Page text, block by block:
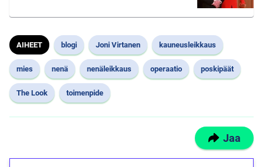
AIHEET blogi Joni Virtanen kauneusleikkaus
mies nenä nenäleikkaus operaatio poskipäät
The Look toimenpide
Jaa